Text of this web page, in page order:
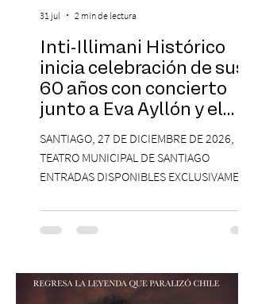
Inti-Illimani Histórico
inicia celebración de sus
60 años con concierto
junto a Eva Ayllón y el
Cuarteto Austral en el
Teatro Municipal de
Santiago
SANTIAGO, 27 DE DICIEMBRE DE 2026,
TEATRO MUNICIPAL DE SANTIAGO
ENTRADAS DISPONIBLES EXCLUSIVAMENTE
agrupación ícono de la Nueva Canción
Chilena conmemorará su legado de 60
19:00 horas, en el Teatro Municipal de
Santiago. La celebración reunirá a la
31 jul 2 min de lectura